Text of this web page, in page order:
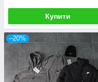
Купити
–20%